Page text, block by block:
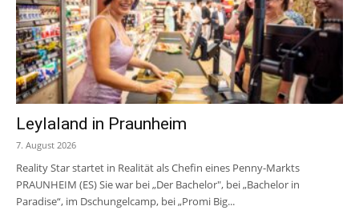
Leylaland in Praunheim
7. August 2026
Reality Star startet in Realität als Chefin eines Penny-Markts
PRAUNHEIM (ES) Sie war bei „Der Bachelor", bei „Bachelor in
Paradise“, im Dschungelcamp, bei „Promi Big...